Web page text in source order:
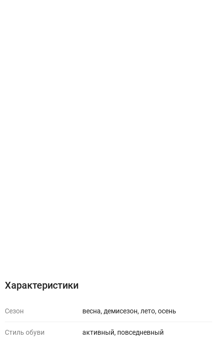
Характеристики
Сезон весна, демисезон, лето, осень
Стиль обуви активный, повседневный